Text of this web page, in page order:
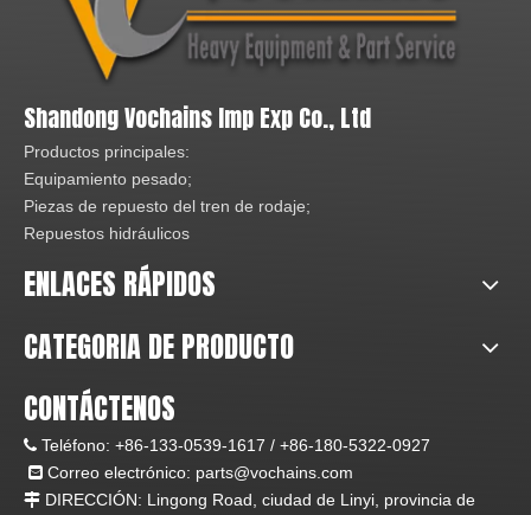
Shandong Vochains Imp Exp Co., Ltd
Productos principales:
Equipamiento pesado;
Piezas de repuesto del tren de rodaje;
Repuestos hidráulicos
ENLACES RÁPIDOS
CATEGORIA DE PRODUCTO
CONTÁCTENOS
 Teléfono: +86-133-0539-1617 / +86-180-5322-0927
 Correo electrónico: parts@vochains.com
 DIRECCIÓN: Lingong Road, ciudad de Linyi, provincia de